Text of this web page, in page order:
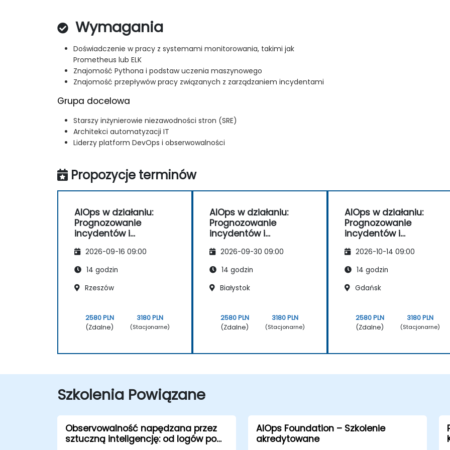
Wymagania
Doświadczenie w pracy z systemami monitorowania, takimi jak
Prometheus lub ELK
Znajomość Pythona i podstaw uczenia maszynowego
Znajomość przepływów pracy związanych z zarządzaniem incydentami
Grupa docelowa
Starszy inżynierowie niezawodności stron (SRE)
Architekci automatyzacji IT
Liderzy platform DevOps i obserwowalności
Propozycje terminów
AIOps w działaniu:
Prognozowanie
incydentów i
analizy przyczyn
źródłowych
2026-09-16 09:00
14 godzin
Rzeszów
2580 PLN
(Zdalne)
3180 PLN
(Stacjonarne)
AIOps w działaniu:
Prognozowanie
incydentów i
analizy przyczyn
źródłowych
2026-09-30 09:00
14 godzin
Białystok
2580 PLN
(Zdalne)
3180 PLN
(Stacjonarne)
AIOps w działaniu:
Prognozowanie
incydentów i
analizy przyczyn
źródłowych
2026-10-14 09:00
14 godzin
Gdańsk
2580 PLN
(Zdalne)
3180 PLN
(Stacjonarne)
Szkolenia Powiązane
Observowalność napędzana przez
sztuczną inteligencję: od logów po
AIOps Foundation – Szkolenie
akredytowane